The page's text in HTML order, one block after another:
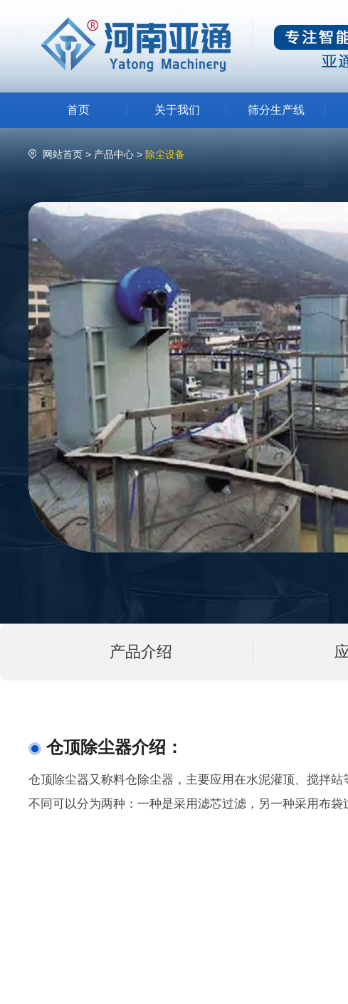
首页 关于我们
厂容厂貌
筛分生产线
锂电材料筛分生产线
网站首页 > 产品中心 > 除尘设备
产品介绍
仓顶除尘器介绍：
仓顶除尘器又称料仓除尘器，主要应用在水泥灌顶、搅拌
不同可以分为两种：一种是采用滤芯过滤，另一种采用布